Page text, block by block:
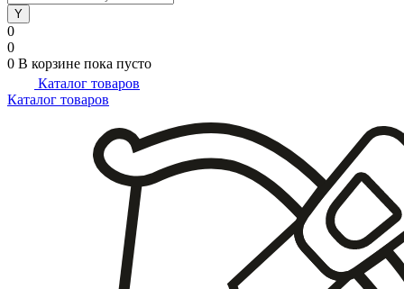
0
0
0 В корзине пока пусто
Каталог товаров
Каталог товаров